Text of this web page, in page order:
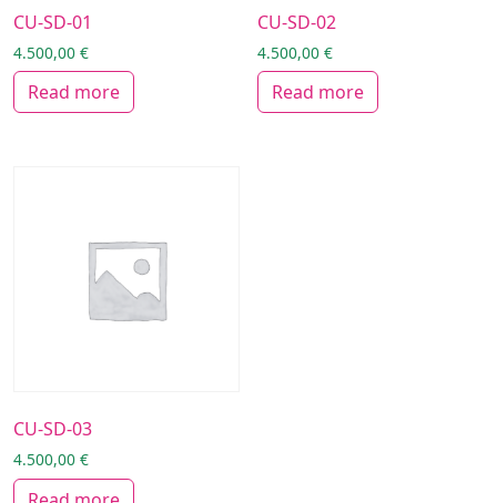
CU-SD-01
4.500,00 €
Read more
CU-SD-02
4.500,00€
Read more
CU-SD-03
4.500,00 €